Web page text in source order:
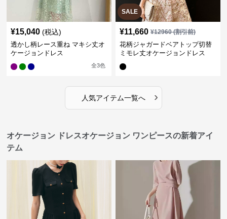
¥15,040 (税込)
透かし柄レース重ね マキシ丈オ
ケージョンドレス
全3色
SALE
¥11,660 ¥12960(割引前)
花柄ジャガードベアトップ切替
ミモレ丈オケージョンドレス
人気アイテム一覧へ ›
オケージョン ドレスオケージョン ワンピースの新着アイ
テム